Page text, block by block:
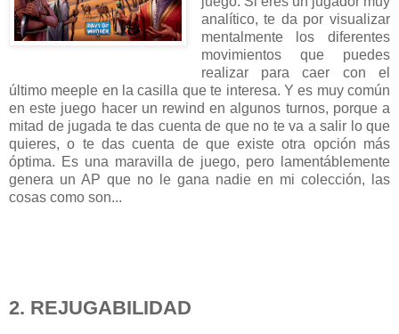
analítico, te da por visualizar
mentalmente los diferentes
movimientos que puedes
realizar para caer con el
último meeple en la casilla que te interesa. Y es muy común
en este juego hacer un rewind en algunos turnos, porque a
mitad de jugada te das cuenta de que no te va a salir lo que
quieres, o te das cuenta de que existe otra opción más
óptima. Es una maravilla de juego, pero lamentáblemente
genera un AP que no le gana nadie en mi colección, las
cosas como son...
2. REJUGABILIDAD